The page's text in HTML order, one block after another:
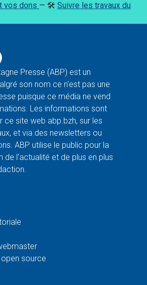
vos dons — 🛠️ Suivre les travaux du
Presse (ABP) est un
son nom ce n'est pas une
puisque ce média ne vend
Les informations sont
ce site web abp.bzh, sur les
et via des newsletters ou
ABP utilise le public pour la
de l'actualité et de plus en plus
open source